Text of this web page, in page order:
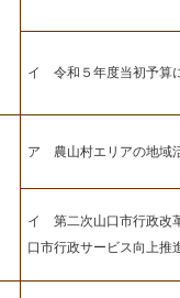
イ 令和５年度当初予算
ア 農山村エリアの地域
イ 第二次山口市行政改
口市行政サービス向上推